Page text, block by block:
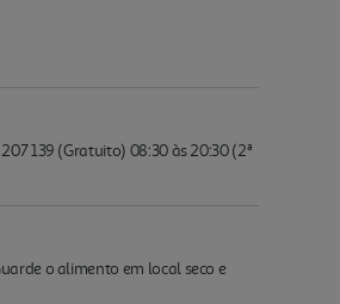
139 (Gratuito) 08:30 às 20:30 (2ª
o alimento em local seco e